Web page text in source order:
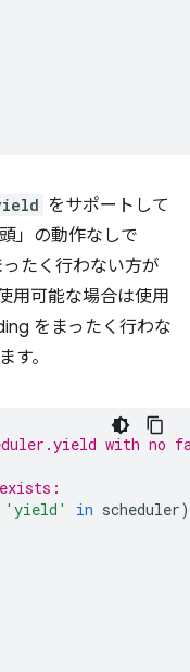
をサポートして
」の動作なしで
たく行わない方が
用可能な場合は使用
をまったく行わな
す。
with no
'yield' in scheduler)